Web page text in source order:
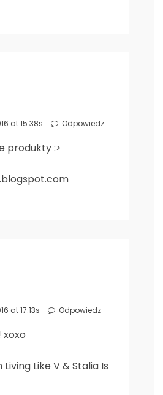
at 15:38s Odpowiedz
produkty :>
at 17:13s Odpowiedz
xoxo
Living Like V&Stalia Is